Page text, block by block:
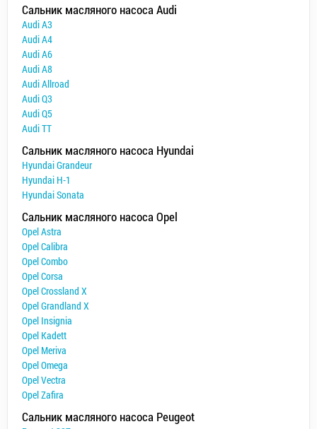
Сальник масляного насоса Audi
Audi A3
Audi A4
Audi A6
Audi A8
Audi Allroad
Audi Q3
Audi Q5
Audi TT
Сальник масляного насоса Hyundai
Hyundai Grandeur
Hyundai H-1
Hyundai Sonata
Сальник масляного насоса Opel
Opel Astra
Opel Calibra
Opel Combo
Opel Corsa
Opel Crossland X
Opel Grandland X
Opel Insignia
Opel Kadett
Opel Meriva
Opel Omega
Opel Vectra
Opel Zafira
Сальник масляного насоса Peugeot